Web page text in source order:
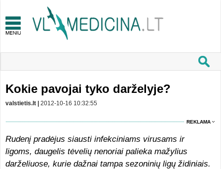
Kokie pavojai tyko darželyje?
valstietis.lt | 2012-10-16 10:32:55
REKLAMA
Rudenį pradėjus siausti infekciniams virusams ir
ligoms, daugelis tėvelių nenoriai palieka mažylius
darželiuose, kurie dažnai tampa sezoninių ligų židiniais.